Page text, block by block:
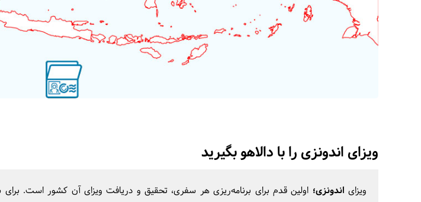
ویزای اندونزی را با دالاهو بگیرید
ویزایاندونزی؛ اولین قدم برای برنامه‌ریزی هر سفری، تحقیق و دریافت ویزای آن کشور است. برای